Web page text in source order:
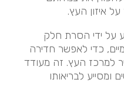
על איזון העץ.
על ידי הסרת חלק
כדי לאפשר חדירה
למרכז העץ. זה מעודד
לבריאותו